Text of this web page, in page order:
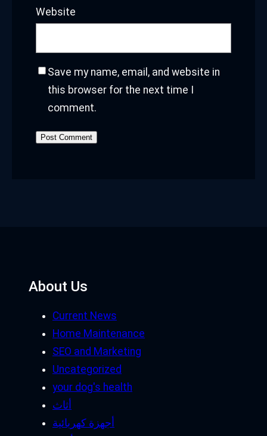
Website
Save my name, email, and website in
this browser for the next time I
comment.
About Us
Current News
Home Maintenance
SEO and Marketing
Uncategorized
your dog's health
أثاث
أجهزة كهربائية